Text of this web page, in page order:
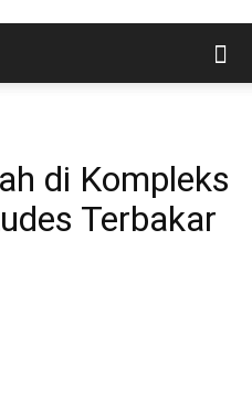
di Kompleks
Terbakar